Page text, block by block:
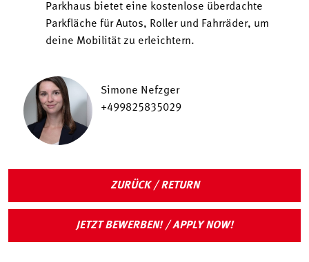
Parkhaus bietet eine kostenlose überdachte
Parkfläche für Autos, Roller und Fahrräder, um
deine Mobilität zu erleichtern.
Simone Nefzger
+499825835029
ZURÜCK / RETURN
JETZT BEWERBEN! / APPLY NOW!